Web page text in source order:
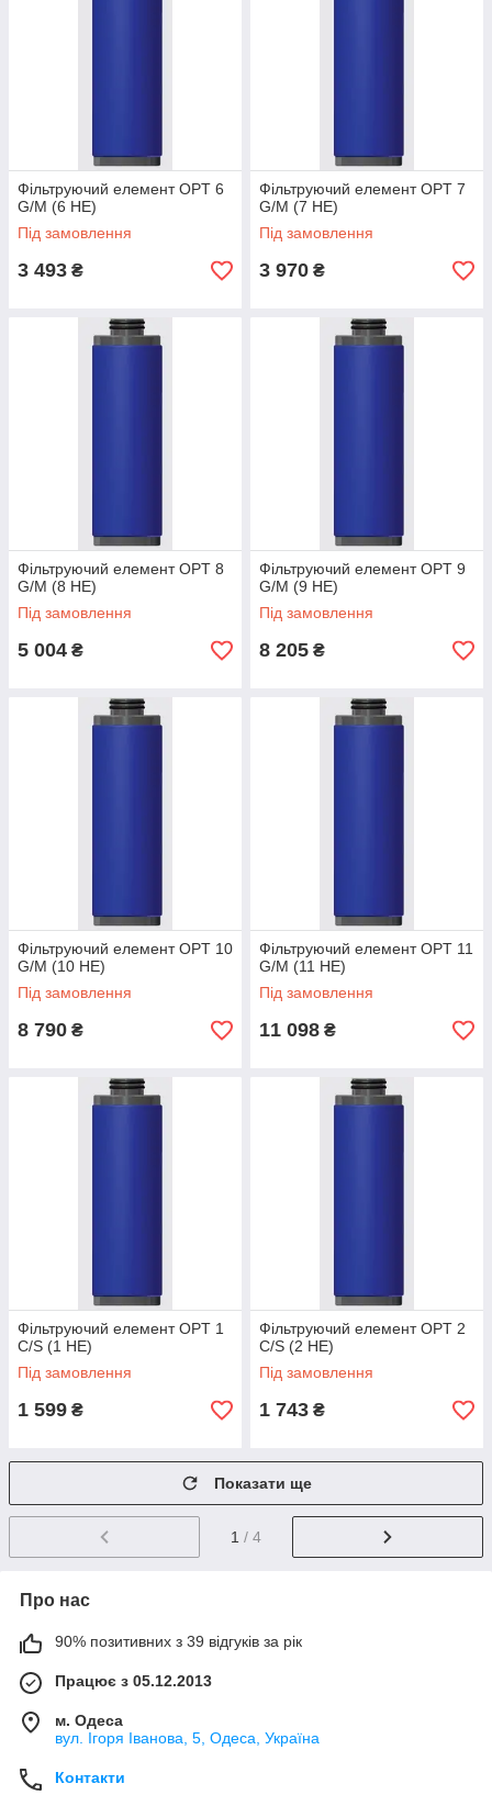
Фільтруючий елемент OPT 6
G/M (6 HE)
Під замовлення
3 493 ₴
Фільтруючий елемент OPT 7
G/M (7 HE)
Під замовлення
3 970 ₴
Фільтруючий елемент OPT 8
G/M (8 HE)
Під замовлення
5 004 ₴
Фільтруючий елемент OPT 9
G/M (9 HE)
Під замовлення
8 205 ₴
Фільтруючий елемент OPT 10
G/M (10 HE)
Під замовлення
8 790 ₴
Фільтруючий елемент OPT 11
G/M (11 HE)
Під замовлення
11 098 ₴
Фільтруючий елемент OPT 1
C/S (1 HE)
Під замовлення
1 599 ₴
Фільтруючий елемент OPT 2
C/S (2 HE)
Під замовлення
1 743 ₴
Показати ще
1 / 4
Про нас
90% позитивних з 39 відгуків за рік
Працює з 05.12.2013
м. Одеса
вул. Ігоря Іванова, 5, Одеса, Україна
Контакти